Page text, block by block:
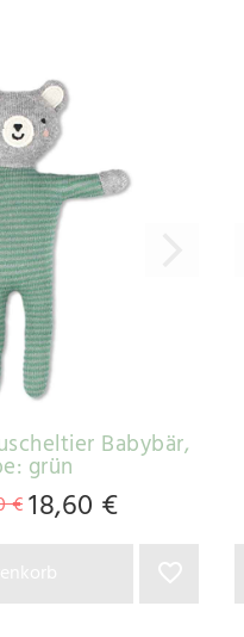
Babybär,
grün
€18,60 €